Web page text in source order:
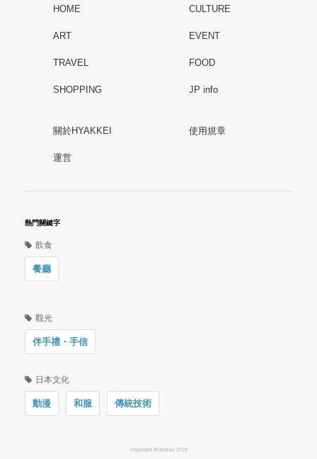
HOME CULTURE
ART EVENT
TRAVEL FOOD
SHOPPING JP info
關於HYAKKEI 使用規章
運営
熱門關鍵字
飲食
餐廳
觀光
伴手禮・手信
日本文化
動漫 和服 傳統技術
Copyright ©Oookey 2019